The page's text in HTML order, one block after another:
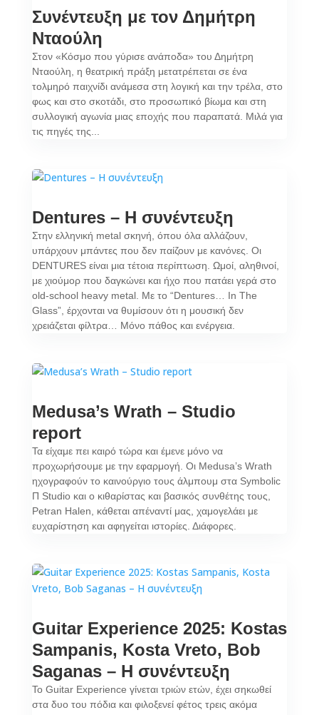
Συνέντευξη με τον Δημήτρη
Νταούλη
Στον «Κόσμο που γύρισε ανάποδα» του Δημήτρη
Νταούλη, η θεατρική πράξη μετατρέπεται σε ένα
τολμηρό παιχνίδι ανάμεσα στη λογική και την τρέλα, στο
φως και στο σκοτάδι, στο προσωπικό βίωμα και στη
συλλογική αγωνία μιας εποχής που παραπατά. Μιλά για
τις πηγές της...
Dentures – Η συνέντευξη
Στην ελληνική metal σκηνή, όπου όλα αλλάζουν,
υπάρχουν μπάντες που δεν παίζουν με κανόνες. Οι
DENTURES είναι μια τέτοια περίπτωση. Ωμοί, αληθινοί,
με χιούμορ που δαγκώνει και ήχο που πατάει γερά στο
old-school heavy metal. Με το “Dentures… In The
Glass”, έρχονται να θυμίσουν ότι η μουσική δεν
χρειάζεται φίλτρα… Mόνο πάθος και ενέργεια.
Medusa’s Wrath – Studio
report
Τα είχαμε πει καιρό τώρα και έμενε μόνο να
προχωρήσουμε με την εφαρμογή. Οι Medusa’s Wrath
ηχογραφούν το καινούργιο τους άλμπουμ στα Symbolic
Π Studio και ο κιθαρίστας και βασικός συνθέτης τους,
Petran Halen, κάθεται απέναντί μας, χαμογελάει με
ευχαρίστηση και αφηγείται ιστορίες. Διάφορες.
Guitar Experience 2025: Kostas
Sampanis, Kosta Vreto, Bob
Saganas – Η συνέντευξη
Το Guitar Experience γίνεται τριών ετών, έχει σηκωθεί
στα δυο του πόδια και φιλοξενεί φέτος τρεις ακόμα